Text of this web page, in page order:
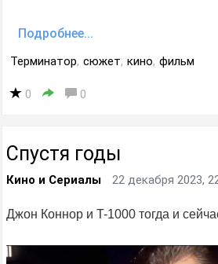
Подробнее...
Терминатор, сюжет, кино, фильм
0 0
Спустя годы
Кино и Сериалы 22 декабря 2023,
Джон Коннор и T-1000 тогда и